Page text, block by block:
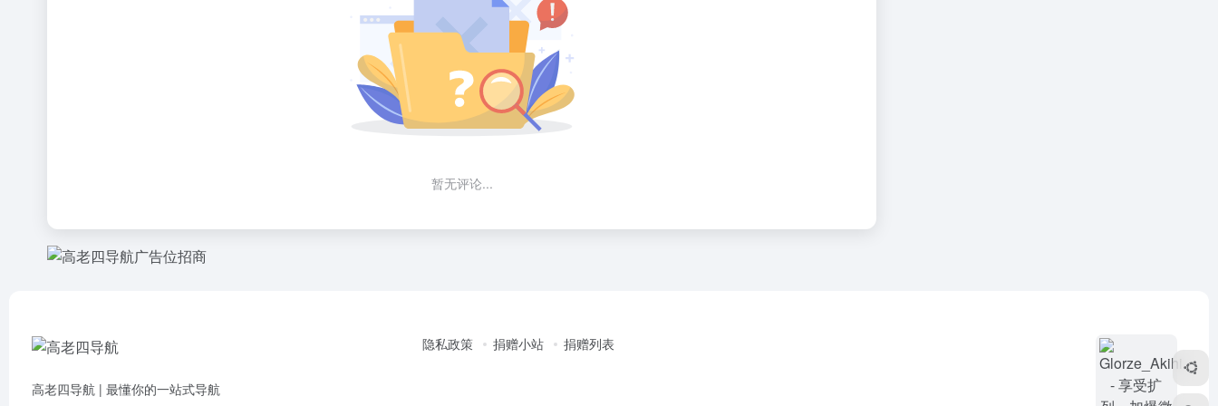
暂无评论...
高老四导航 | 最懂你的一站式导航
隐私政策 捐赠小站 捐赠列表